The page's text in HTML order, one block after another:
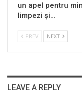
un apel pentru
limpezi și…
PREV NEXT
LEAVE A REPLY